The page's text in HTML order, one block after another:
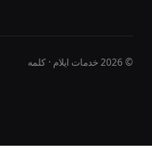
© 2026 خدمات ایلام · کلمه